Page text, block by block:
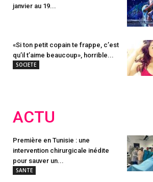
janvier au 19...
«Si ton petit copain te frappe, c’est
qu’il t’aime beaucoup», horrible...
SOCIETE
ACTU
Première en Tunisie : une
intervention chirurgicale inédite
pour sauver un...
SANTE